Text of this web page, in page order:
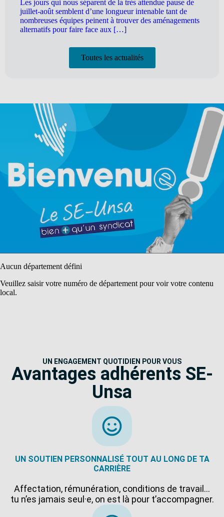
Les jours qui nous séparent de la très attendue pause de
juillet-août semblent d’une longueur intenable tant de
nombreuses équipes peinent à trouver des aménagements
alternatifs pour faire face aux […]
Toutes les actualités
Aucun département défini
Veuillez saisir votre numéro de département pour voir votre contenu
local.
UN ENGAGEMENT QUOTIDIEN POUR VOUS
Avantages adhérents SE-
Unsa
UN SOUTIEN PERSONNALISÉ TOUT AU LONG DE TA
CARRIÈRE
Affectation, rémunération, conditions de travail…
tu n’es jamais seul·e, on est là pour t’accompagner.